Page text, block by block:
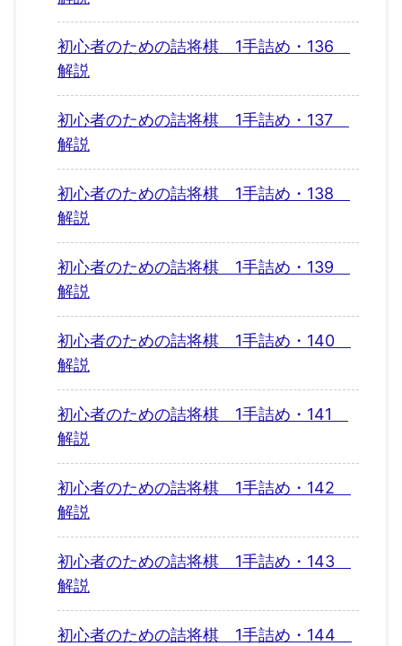
初心者のための詰将棋 1手詰め・136
解説
初心者のための詰将棋 1手詰め・137
解説
初心者のための詰将棋 1手詰め・138
解説
初心者のための詰将棋 1手詰め・139
解説
初心者のための詰将棋 1手詰め・140
解説
初心者のための詰将棋 1手詰め・141
解説
初心者のための詰将棋 1手詰め・142
解説
初心者のための詰将棋 1手詰め・143
解説
初心者のための詰将棋 1手詰め・144